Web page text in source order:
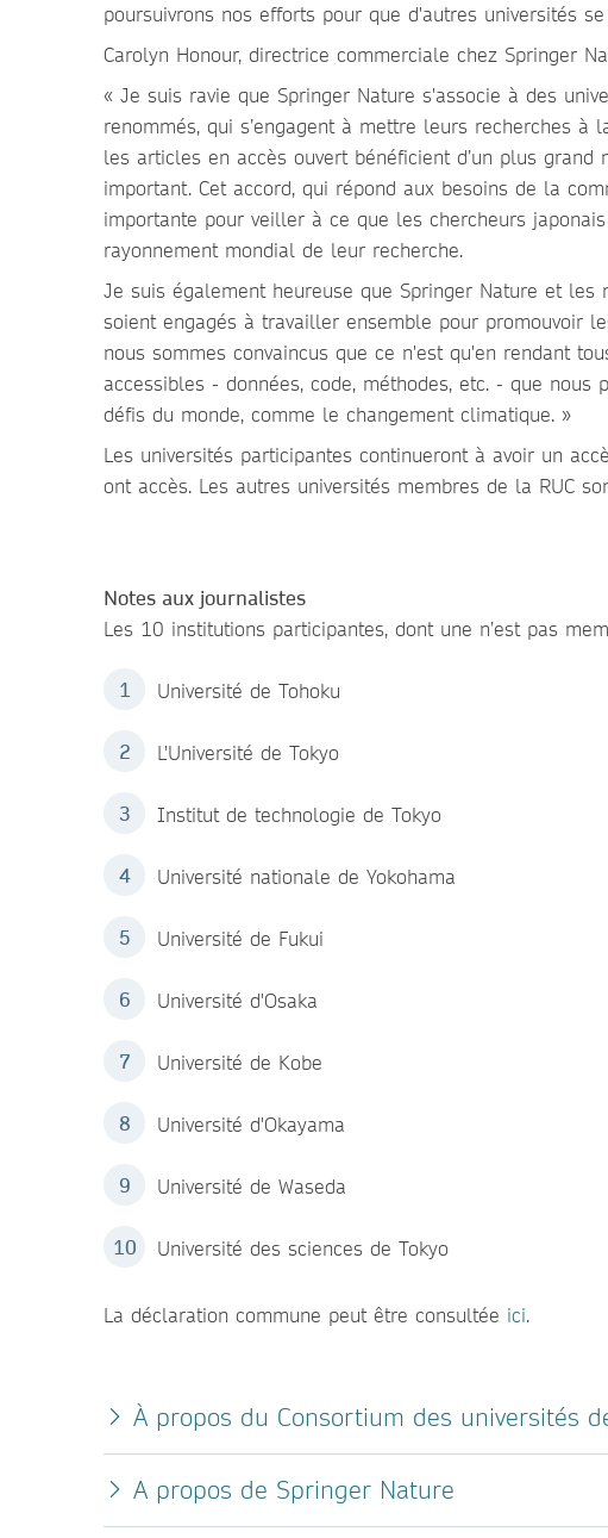
poursuivrons nos efforts pour que d'autres universités
Carolyn Honour, directrice commerciale chez Springer
« Je suis ravie que Springer Nature s'associe à des
renommés, qui s’engagent à mettre leurs recherches
les articles en accès ouvert bénéficient d’un plus
important. Cet accord, qui répond aux besoins de la
importante pour veiller à ce que les chercheurs
rayonnement mondial de leur recherche.
Je suis également heureuse que Springer Nature et les
soient engagés à travailler ensemble pour promouvoir
nous sommes convaincus que ce n'est qu'en rendant
accessibles - données, code, méthodes, etc. - que
défis du monde, comme le changement climatique. »
Les universités participantes continueront à avoir un
ont accès. Les autres universités membres de la RUC
Notes aux journalistes
Les 10 institutions participantes, dont une n’est pas
Université de Tohoku
L'Université de Tokyo
Institut de technologie de Tokyo
Université nationale de Yokohama
Université de Fukui
Université d'Osaka
Université de Kobe
Université d'Okayama
Université de Waseda
Université des sciences de Tokyo
La déclaration commune peut être consultée ici.
À propos du Consortium des universités
A propos de Springer Nature